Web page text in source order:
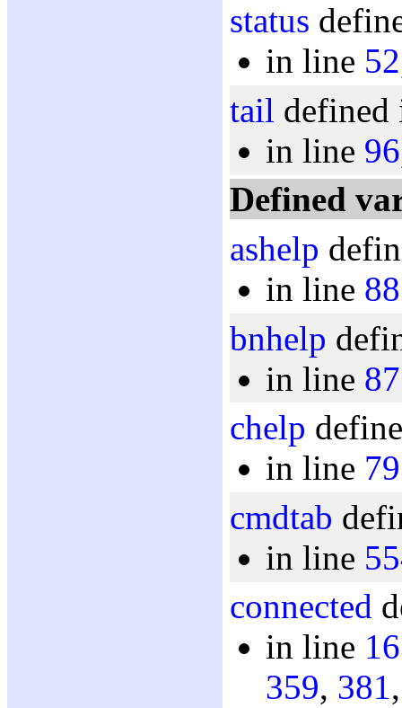
status
in line 52
tail
in line 96
Defined
ashelp
in line 88
bnhelp
in line 87
chelp
in line 79
cmdtab
in line
connected
in line
359, 381